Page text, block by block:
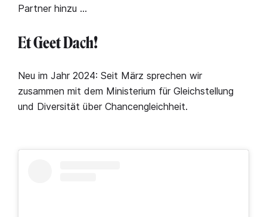
Partner hinzu …
Et Geet Dach!
Neu im Jahr 2024: Seit März sprechen wir
zusammen mit dem Ministerium für Gleichstellung
und Diversität über Chancengleichheit.